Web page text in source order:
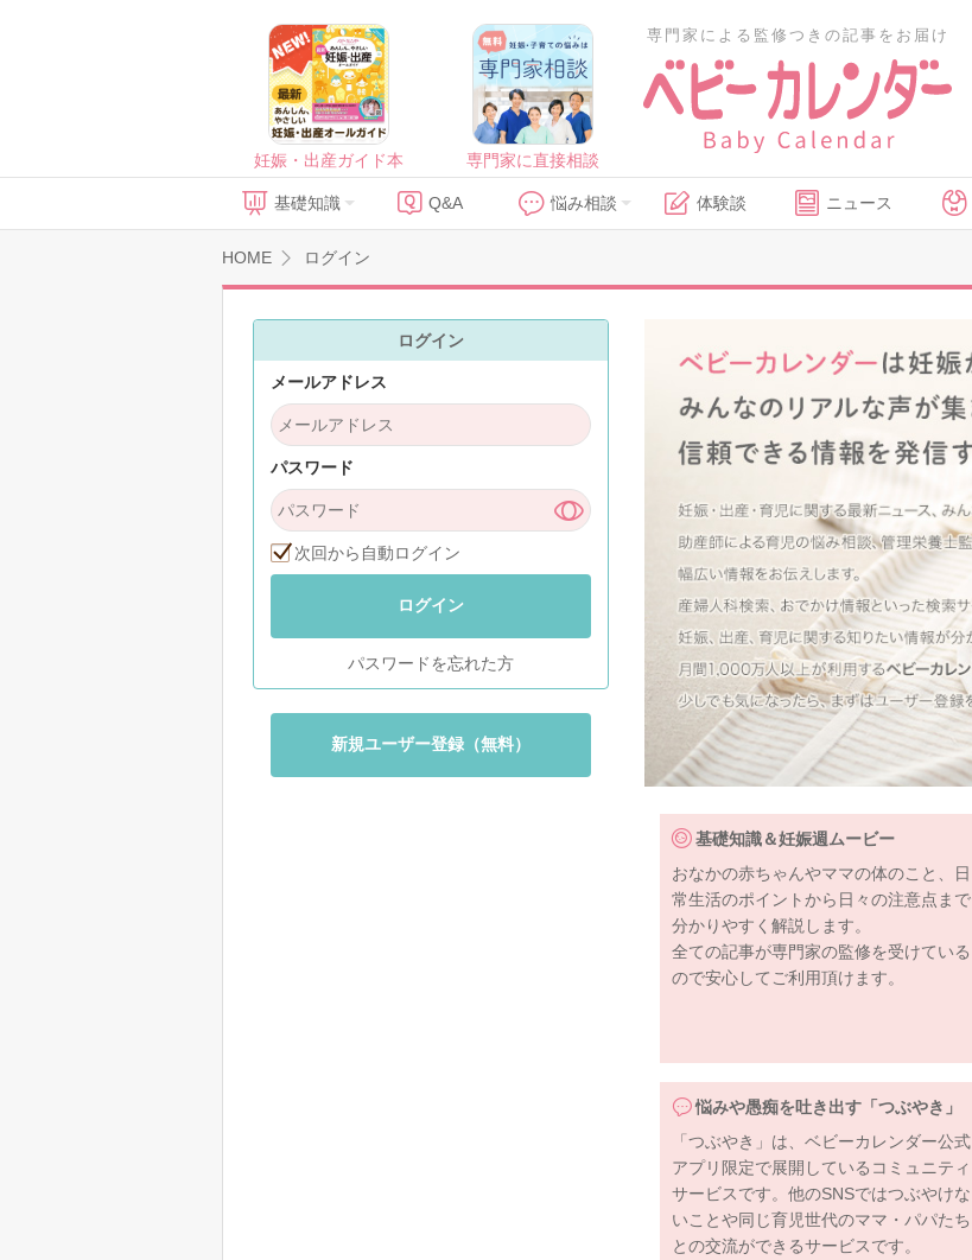
妊娠・出産ガイド本 専門家に直接相談
専門家による監修つきの記事をお届け
基礎知識 Q&A 悩み相談 体験談 ニュース
HOME ログイン
ログイン
メールアドレス
パスワード
次回から自動ログイン
ログイン
パスワードを忘れた方
新規ユーザー登録（無料）
基礎知識＆妊娠週ムービー
おなかの赤ちゃんやママの体のこと、日
常生活のポイントから日々の注意点まで
分かりやすく解説します。
全ての記事が専門家の監修を受けている
ので安心してご利用頂けます。
悩みや愚痴を吐き出す「つぶやき」
「つぶやき」は、ベビーカレンダー公式
アプリ限定で展開しているコミュニティ
サービスです。他のSNSではつぶやけな
いことや同じ育児世代のママ・パパたち
との交流ができるサービスです。